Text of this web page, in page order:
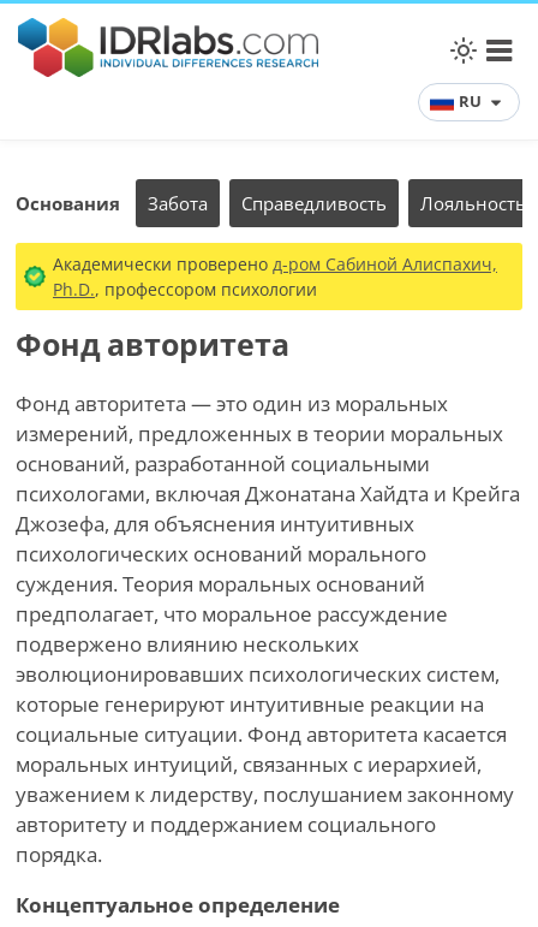
RU
Основания Забота Справедливость Лояльность
Академически проверено д-ром Сабиной Алиспахич,
Ph.D., профессором психологии
Фонд авторитета
Фонд авторитета — это один из моральных
измерений, предложенных в теории моральных
оснований, разработанной социальными
психологами, включая Джонатана Хайдта и Крейга
Джозефа, для объяснения интуитивных
психологических оснований морального
суждения. Теория моральных оснований
предполагает, что моральное рассуждение
подвержено влиянию нескольких
эволюционировавших психологических систем,
которые генерируют интуитивные реакции на
социальные ситуации. Фонд авторитета касается
моральных интуиций, связанных с иерархией,
уважением к лидерству, послушанием законному
авторитету и поддержанием социального
порядка.
Концептуальное определение